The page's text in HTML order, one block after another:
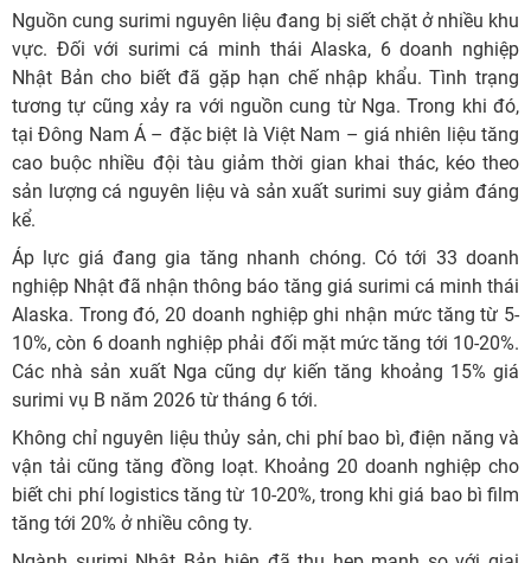
Nguồn cung surimi nguyên liệu đang bị siết chặt ở nhiều khu
vực. Đối với surimi cá minh thái Alaska, 6 doanh nghiệp
Nhật Bản cho biết đã gặp hạn chế nhập khẩu. Tình trạng
tương tự cũng xảy ra với nguồn cung từ Nga. Trong khi đó,
tại Đông Nam Á – đặc biệt là Việt Nam – giá nhiên liệu tăng
cao buộc nhiều đội tàu giảm thời gian khai thác, kéo theo
sản lượng cá nguyên liệu và sản xuất surimi suy giảm đáng
kể.
Áp lực giá đang gia tăng nhanh chóng. Có tới 33 doanh
nghiệp Nhật đã nhận thông báo tăng giá surimi cá minh thái
Alaska. Trong đó, 20 doanh nghiệp ghi nhận mức tăng từ 5-
10%, còn 6 doanh nghiệp phải đối mặt mức tăng tới 10-20%.
Các nhà sản xuất Nga cũng dự kiến tăng khoảng 15% giá
surimi vụ B năm 2026 từ tháng 6 tới.
Không chỉ nguyên liệu thủy sản, chi phí bao bì, điện năng và
vận tải cũng tăng đồng loạt. Khoảng 20 doanh nghiệp cho
biết chi phí logistics tăng từ 10-20%, trong khi giá bao bì film
tăng tới 20% ở nhiều công ty.